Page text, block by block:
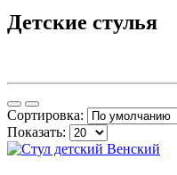
Детские стулья
Сортировка:
Показать: